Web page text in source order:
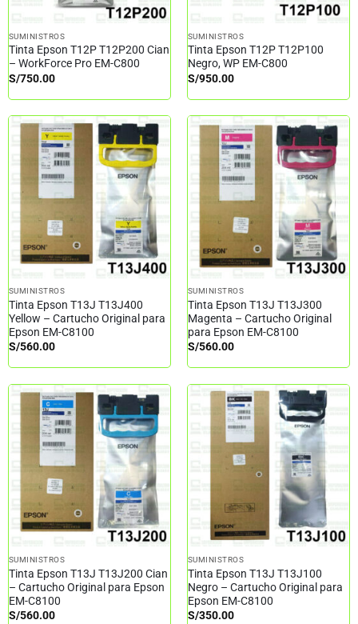
SUMINISTROS
Tinta Epson T12P T12P200 Cian
– WorkForce Pro EM-C800
S/750.00
SUMINISTROS
Tinta Epson T12P T12P100
Negro, WP EM-C800
S/950.00
SUMINISTROS
Tinta Epson T13J T13J400
Yellow – Cartucho Original para
Epson EM-C8100
S/560.00
SUMINISTROS
Tinta Epson T13J T13J300
Magenta – Cartucho Original
para Epson EM-C8100
S/560.00
SUMINISTROS
Tinta Epson T13J T13J200 Cian
– Cartucho Original para Epson
EM-C8100
S/560.00
SUMINISTROS
Tinta Epson T13J T13J100
Negro – Cartucho Original para
Epson EM-C8100
S/350.00